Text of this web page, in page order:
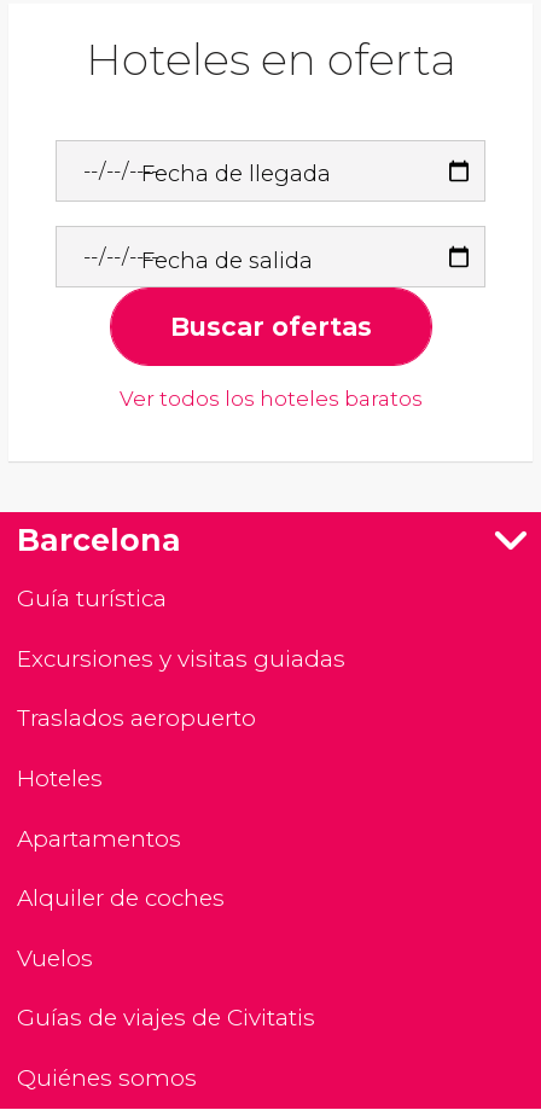
Hoteles en oferta
Fecha de llegada
Fecha de salida
Buscar ofertas
Ver todos los hoteles baratos
Barcelona
Guía turística
Excursiones y visitas guiadas
Traslados aeropuerto
Hoteles
Apartamentos
Alquiler de coches
Vuelos
Guías de viajes de Civitatis
Quiénes somos